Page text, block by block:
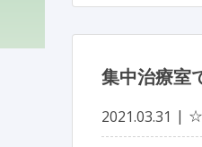
集中治療室
2021.03.31 ☆